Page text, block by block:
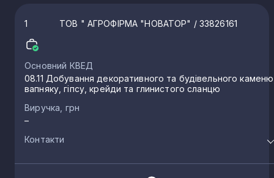
1 ТОВ " АГРОФІРМА "НОВАТОР" / 33826161
Основний КВЕД
08.11 Добування декоративного та будівельного
вапняку, гіпсу, крейди та глинистого сланцю
Виручка, грн
–
Контакти